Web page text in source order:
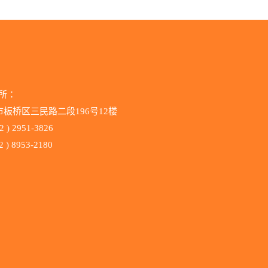
：
板桥区三民路二段196号12楼
) 2951-3826
) 8953-2180